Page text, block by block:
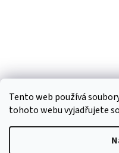
Tento web používá
tohoto webu vyjadřujete